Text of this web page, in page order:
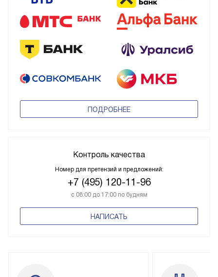
ПОДРОБНЕЕ
Контроль качества
Номер для претензий и предложений:
+7 (495) 120-11-96
с 08:00 до 17:00 по будням
НАПИСАТЬ